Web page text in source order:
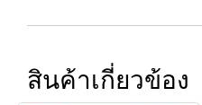
สินค้าเกี่ยวข้อง